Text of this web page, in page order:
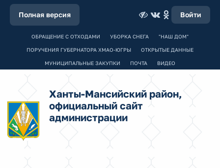
Полная версия Войти
ОБРАЩЕНИЕ С ОТХОДАМИ УБОРКА СНЕГА "НАШ ДОМ"
ПОРУЧЕНИЯ ГУБЕРНАТОРА ХМАО-ЮГРЫ ОТКРЫТЫЕ ДАННЫЕ
МУНИЦИПАЛЬНЫЕ ЗАКУПКИ ПОЧТА ВИДЕО
Ханты-Мансийский район,
официальный сайт
администрации